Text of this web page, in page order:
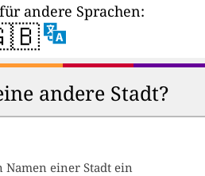
andere Sprachen:
andere Stadt?
Namen einer Stadt ein